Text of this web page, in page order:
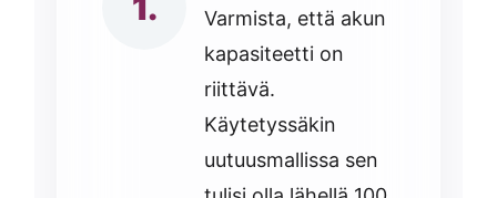
Varmista, että akun
kapasiteetti on
riittävä.
Käytetyssäkin
uutuusmallissa sen